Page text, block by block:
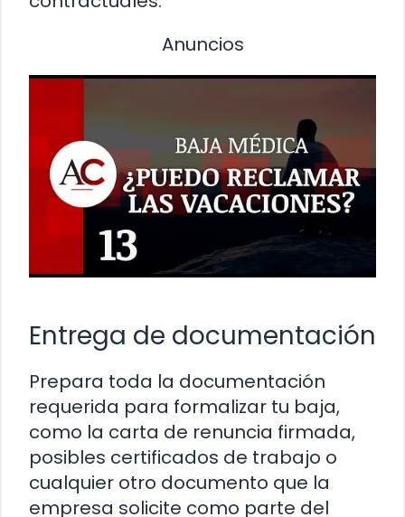
Anuncios
Entrega de documentación
Prepara toda la documentación
requerida para formalizar tu baja,
como la carta de renuncia firmada,
posibles certificados de trabajo o
cualquier otro documento que la
empresa solicite como parte del